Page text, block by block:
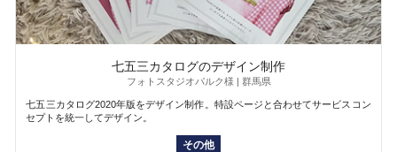
七五三カタログのデザイン制作
フォトスタジオパルク様 | 群馬県
七五三カタログ2020年版をデザイン制作。特設ページと合わせてサービスコン
セプトを統一してデザイン。
その他